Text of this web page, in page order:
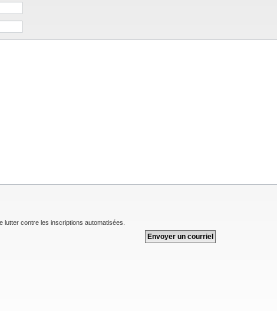
contre les inscriptions automatisées.